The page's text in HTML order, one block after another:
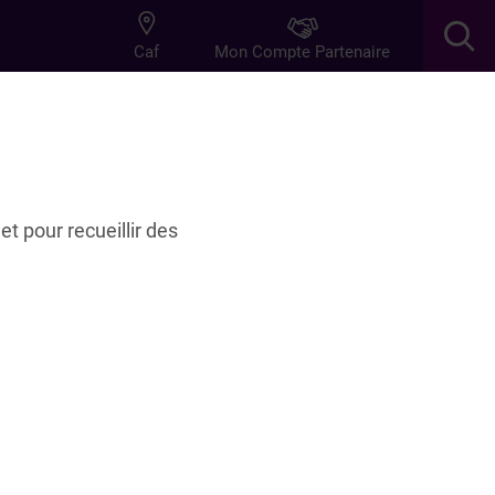
pour recueillir des
Caf Mon Compte Partenaire
la branche